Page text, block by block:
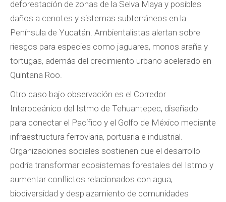
deforestación de zonas de la Selva Maya y posibles
daños a cenotes y sistemas subterráneos en la
Península de Yucatán. Ambientalistas alertan sobre
riesgos para especies como jaguares, monos araña y
tortugas, además del crecimiento urbano acelerado en
Quintana Roo.
Otro caso bajo observación es el Corredor
Interoceánico del Istmo de Tehuantepec, diseñado
para conectar el Pacífico y el Golfo de México mediante
infraestructura ferroviaria, portuaria e industrial.
Organizaciones sociales sostienen que el desarrollo
podría transformar ecosistemas forestales del Istmo y
aumentar conflictos relacionados con agua,
biodiversidad y desplazamiento de comunidades